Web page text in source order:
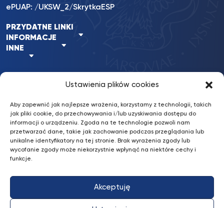
Ustawienia plików cookies
Aby zapewnić jak najlepsze wrażenia, korzystamy z technologii, takich
jak pliki cookie, do przechowywania i/lub uzyskiwania dostępu do
informacji o urządzeniu. Zgoda na te technologie pozwoli nam
przetwarzać dane, takie jak zachowanie podczas przeglądania lub
unikalne identyfikatory na tej stronie. Brak wyrażenia zgody lub
wycofanie zgody może niekorzystnie wpłynąć na niektóre cechy i
funkcje.
Akceptuję
ePUAP: /UKSW_2/SkrytkaESP
PRZYDATNE LINKI
INFORMACJE
INNE
UKSW
zastrzeżone.
Wykonanie:
Deklaracja dostępności
Konto bankowe: Erste Bank Polska S.A.